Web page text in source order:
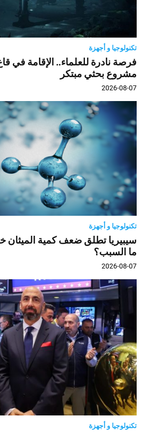
تكنولوجيا و أجهزة
فرصة نادرة للعلماء.. الإقامة في
مشروع بحثي مبتكر
2026-08-07
تكنولوجيا و أجهزة
ما السبب؟
2026-08-07
تكنولوجيا و أجهزة